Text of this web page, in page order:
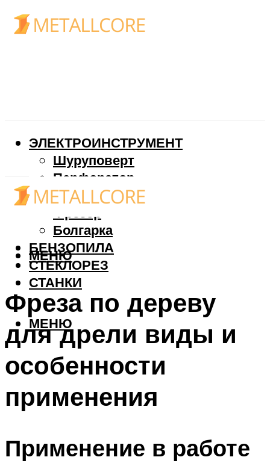
ЭЛЕКТРОИНСТРУМЕНТ
Шуруповерт
Перфоратор
Дрель
Фрезер
Болгарка
БЕНЗОПИЛА
СТЕКЛОРЕЗ
СТАНКИ
МЕНЮ
МЕНЮ
Фреза по дереву
для дрели виды и
особенности
применения
Применение в работе